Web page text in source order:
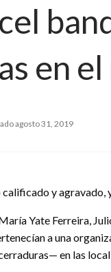
en
agosto 31, 2019
y agravado,
Yate Ferreira,
a una
en las